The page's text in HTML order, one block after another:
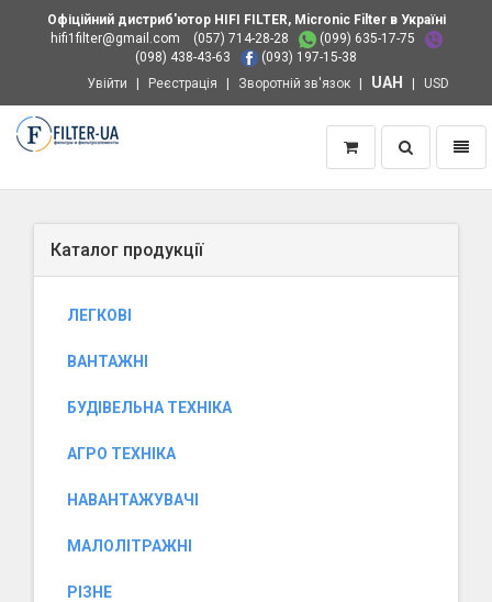
Офіційний дистриб'ютор HIFI FILTER, Micronic Filter в Україні
hifi1filter@gmail.com
(057) 714-28-28
(099) 635-17-75
(098) 438-43-63
(093) 197-15-38
Увійти
Реєстрація Зворотній зв'язок UAH USD
Пошук
Каталог продукції
ЛЕГКОВІ
ВАНТАЖНІ
БУДІВЕЛЬНА ТЕХНІКА
АГРО ТЕХНІКА
НАВАНТАЖУВАЧІ
МАЛОЛІТРАЖНІ
РІЗНЕ